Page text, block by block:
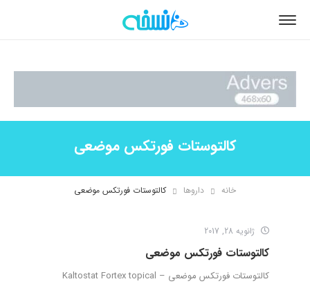
کالتوستات فورتکس موضعی
خانه داروها کالتوستات فورتکس موضعی
ژانویه 28, 2017
کالتوستات فورتکس موضعی
کالتوستات فورتکس موضعی – Kaltostat Fortex topical